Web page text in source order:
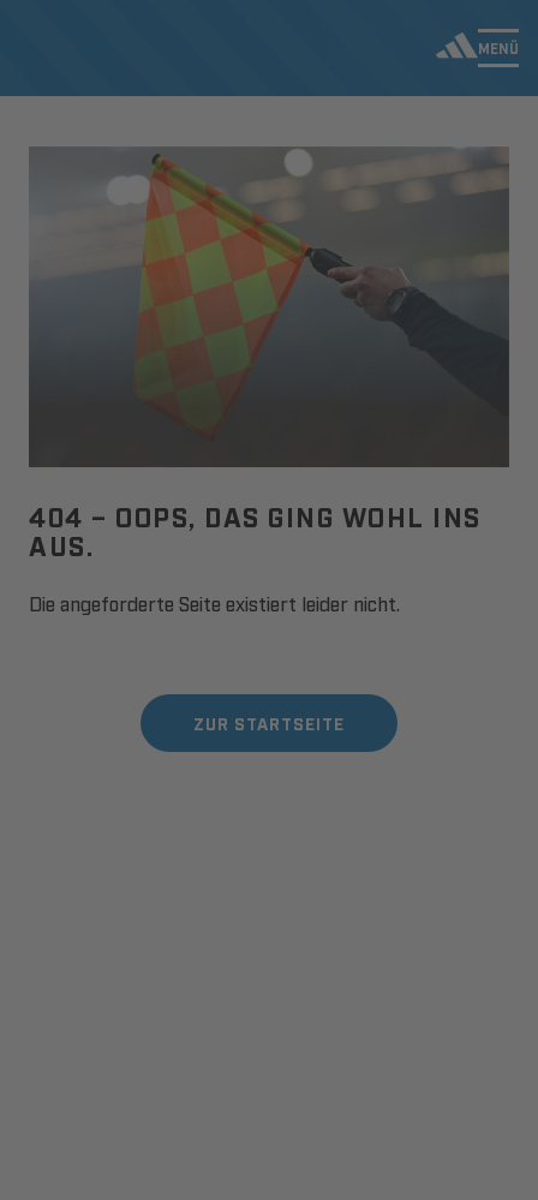
MENÜ
404 – OOPS, DAS GING WOHL INS
AUS.
Die angeforderte Seite existiert leider nicht.
ZUR STARTSEITE